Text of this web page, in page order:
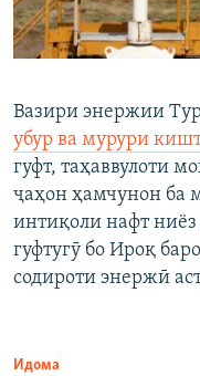
Вазири энержии
убур ва мурури
гуфт, таҳаввулоти
ҷаҳон ҳамчунон ба
интиқоли нафт
гуфтугӯ бо Ироқ
содироти энержӣ
Идома